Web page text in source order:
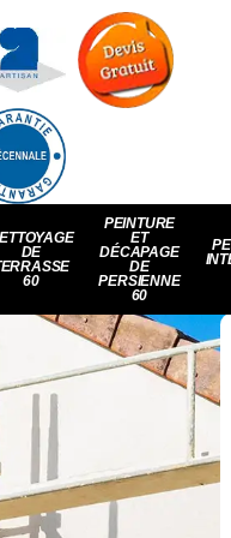
DE
60
PEINTURE
ET
DÉCAPAGE
DE
PERSIENNE
60